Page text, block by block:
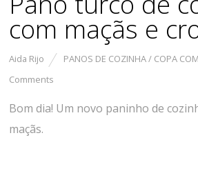
com maçãs e
Aida Rijo PANOS DE COZINHA / COPA
Comments
Bom dia! Um novo paninho de
maçãs.